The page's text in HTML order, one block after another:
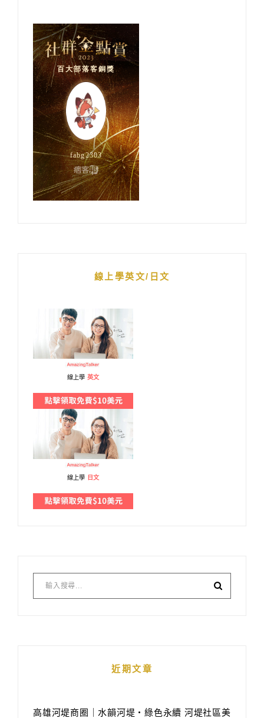
線上學英文/日文
線上學 英文
線上學 日文
近期文章
高雄河堤商圈｜水韻河堤‧綠色永續 河堤社區美